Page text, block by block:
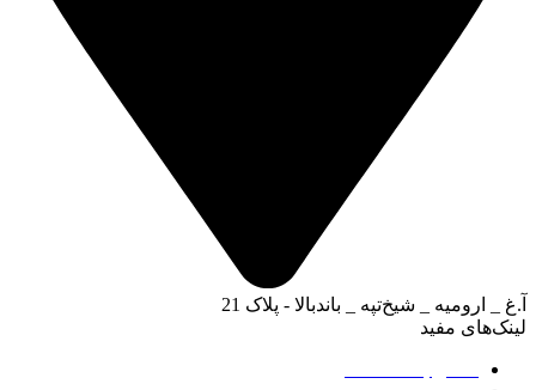
آ.غ _ ارومیه _ شیخ‌تپه _ باند‌بالا - پلاک 21
لینک‌های مفید